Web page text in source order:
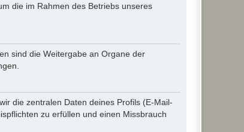
die im Rahmen des Betriebs unseres
sind die Weitergabe an Organe der
die zentralen Daten deines Profils (E-Mail-
zu erfüllen und einen Missbrauch